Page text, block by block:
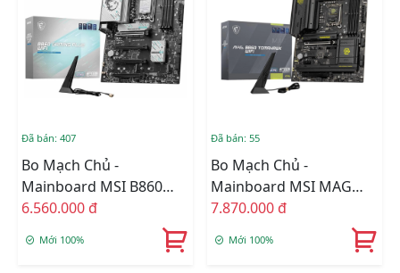
Đã bán: 407
Bo Mạch Chủ -
Mainboard MSI B860
GAMING PLUS WIFI
6.560.000 đ
Mới 100%
Đã bán: 55
Bo Mạch Chủ -
Mainboard MSI MAG
B860 TOMAHAWK WIFI
7.870.000 đ
Mới 100%